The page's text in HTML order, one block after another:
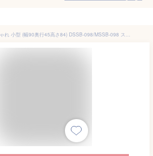
物置 屋外 おしゃれ 小型 (幅90奥行45高さ84) DSSB-098/MSSB-098 スチール収納庫 スチール物置 物置き 大容量 倉庫 山善 YAMAZEN ガーデンマスター 【送料無料】